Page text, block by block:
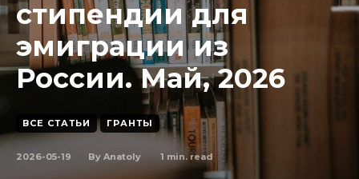
стипендии для
эмиграции из
России. Май, 2026
ВСЕ СТАТЬИ ГРАНТЫ
2026-05-19 By Anatoly 1 min. read